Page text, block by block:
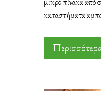
καταστήματα